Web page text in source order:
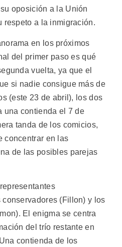
oposición a la Unión
respeto a la inmigración.
en los próximos
del primer paso es qué
vuelta, ya que el
si nadie consigue más de
(este 23 de abril), los dos
una contienda el 7 de
tanda de los comicios,
concentrar en las
de las posibles parejas
(Fillon) y los
El enigma se centra
del trío restante en
contienda de los